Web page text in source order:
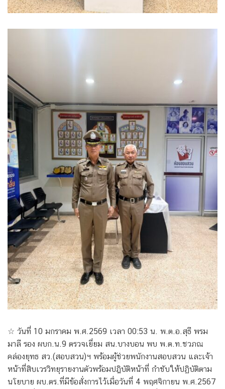
☆ วันที่ 10 มกราคม พ.ศ.2569 เวลา 00:53 น. พ.ต.อ.สุธี พรม
มาลี รอง ผบก.น.9 ตรวจเยี่ยม สน.บางบอน พบ พ.ต.ท.ชวภณ
คล่องยุทธ สว.(สอบสวน)ฯ พร้อมผู้ช่วยพนักงานสอบสวน และเจ้า
หน้าที่สิบเวรวิทยุรายงานตัวพร้อมปฎิบัติหน้าที่ กำชับให้ปฏิบัติตาม
นโยบาย ผบ.ตร.ที่มีข้อสั่งการไว้เมื่อวันที่ 4 พฤศจิกายน พ.ศ.2567